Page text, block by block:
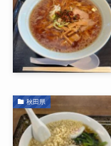
秋田県